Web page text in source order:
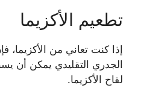
تطعيم الأكزيما
إذا كنت تعاني من
الجدري التقليدي يمكن أن
لقاح الأكزيما.